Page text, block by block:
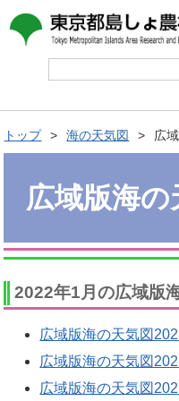
トップ 海の天気図 広
広域版海の
2022年1月の広域版
広域版海の天気図
広域版海の天気図
広域版海の天気図